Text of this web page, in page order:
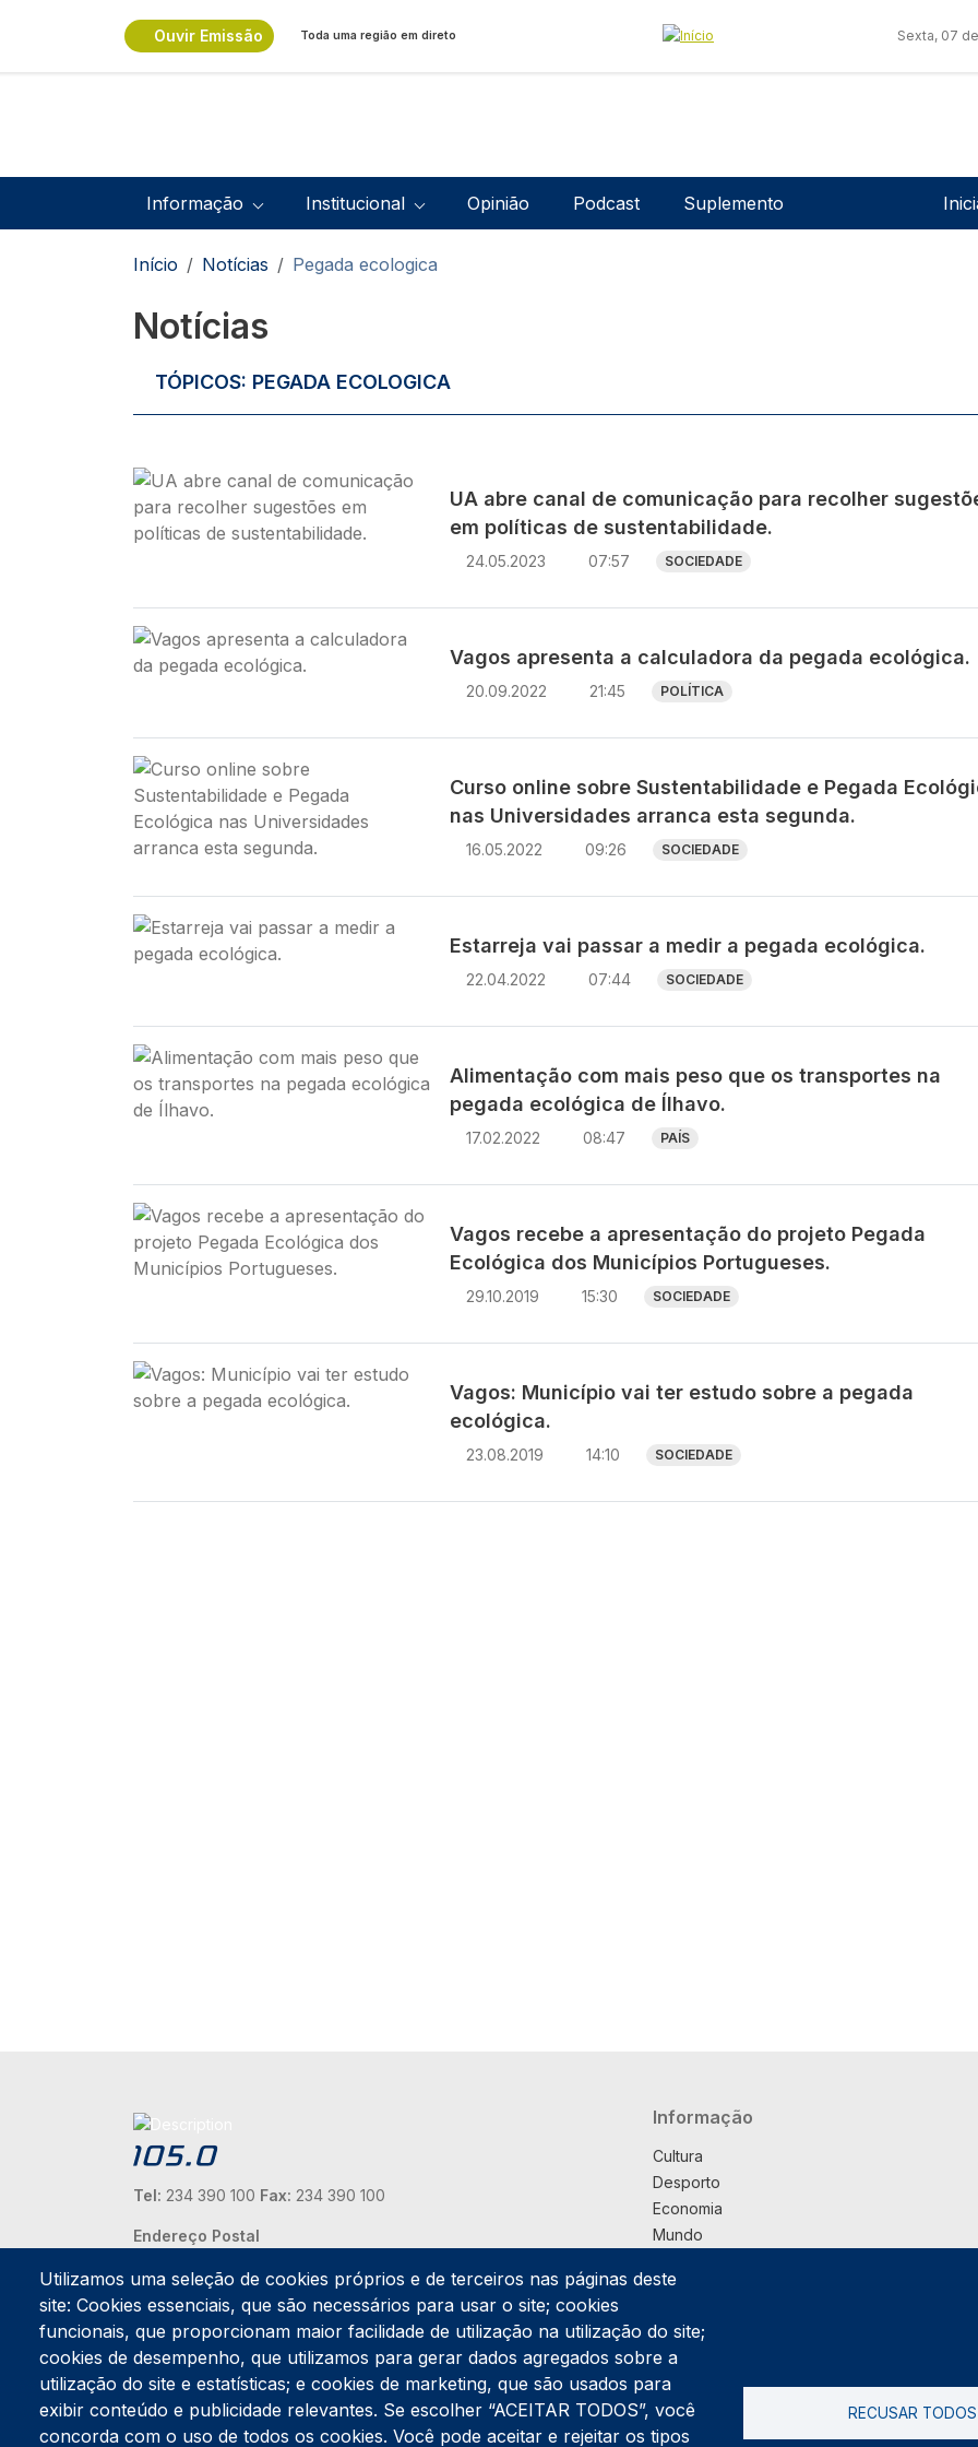
Ouvir Emissão Toda uma região em direto Sexta, 07
Navegação principal
Informação Institucional Opinião Podcast Suplemento
Navegação estrutural
Início Notícias Pegada ecologica
Notícias
TÓPICOS: PEGADA ECOLOGICA
Imagem
UA abre canal de comunicação para recolher
em políticas de sustentabilidade.
24.05.2023 07:57 SOCIEDADE
Imagem
Vagos apresenta a calculadora da pegada ecológica.
20.09.2022 21:45 POLÍTICA
Imagem
Curso online sobre Sustentabilidade e Pegada
nas Universidades arranca esta segunda.
16.05.2022 09:26 SOCIEDADE
Imagem
Estarreja vai passar a medir a pegada ecológica.
22.04.2022 07:44 SOCIEDADE
Imagem
Alimentação com mais peso que os transportes na
pegada ecológica de Ílhavo.
17.02.2022 08:47 PAÍS
Imagem
Vagos recebe a apresentação do projeto Pegada
Ecológica dos Municípios Portugueses.
29.10.2019 15:30 SOCIEDADE
Imagem
Vagos: Município vai ter estudo sobre a pegada
ecológica.
23.08.2019 14:10 SOCIEDADE
Tel: 234 390 100 Fax: 234 390 100
Endereço Postal
Rua Gil Eanes 31
3834-908 Gafanha da Nazaré
Estúdios
Rua Prior Guerra
Edifício do Centro Cultural da Gafanha da Nazaré
3830-556 Gafanha da Nazaré
Navegação principal
Informação
Cultura
Desporto
Economia
Mundo
País
Praça
Pub
Saúde
Sociedade
Utilizamos uma seleção de cookies próprios e de terceiros nas páginas deste
site: Cookies essenciais, que são necessários para usar o site; cookies
funcionais, que proporcionam maior facilidade de utilização na utilização do site;
cookies de desempenho, que utilizamos para gerar dados agregados sobre a
utilização do site e estatísticas; e cookies de marketing, que são usados para
exibir conteúdo e publicidade relevantes. Se escolher “ACEITAR TODOS”, você
concorda com o uso de todos os cookies. Você pode aceitar e rejeitar os tipos
RECUSAR TODOS